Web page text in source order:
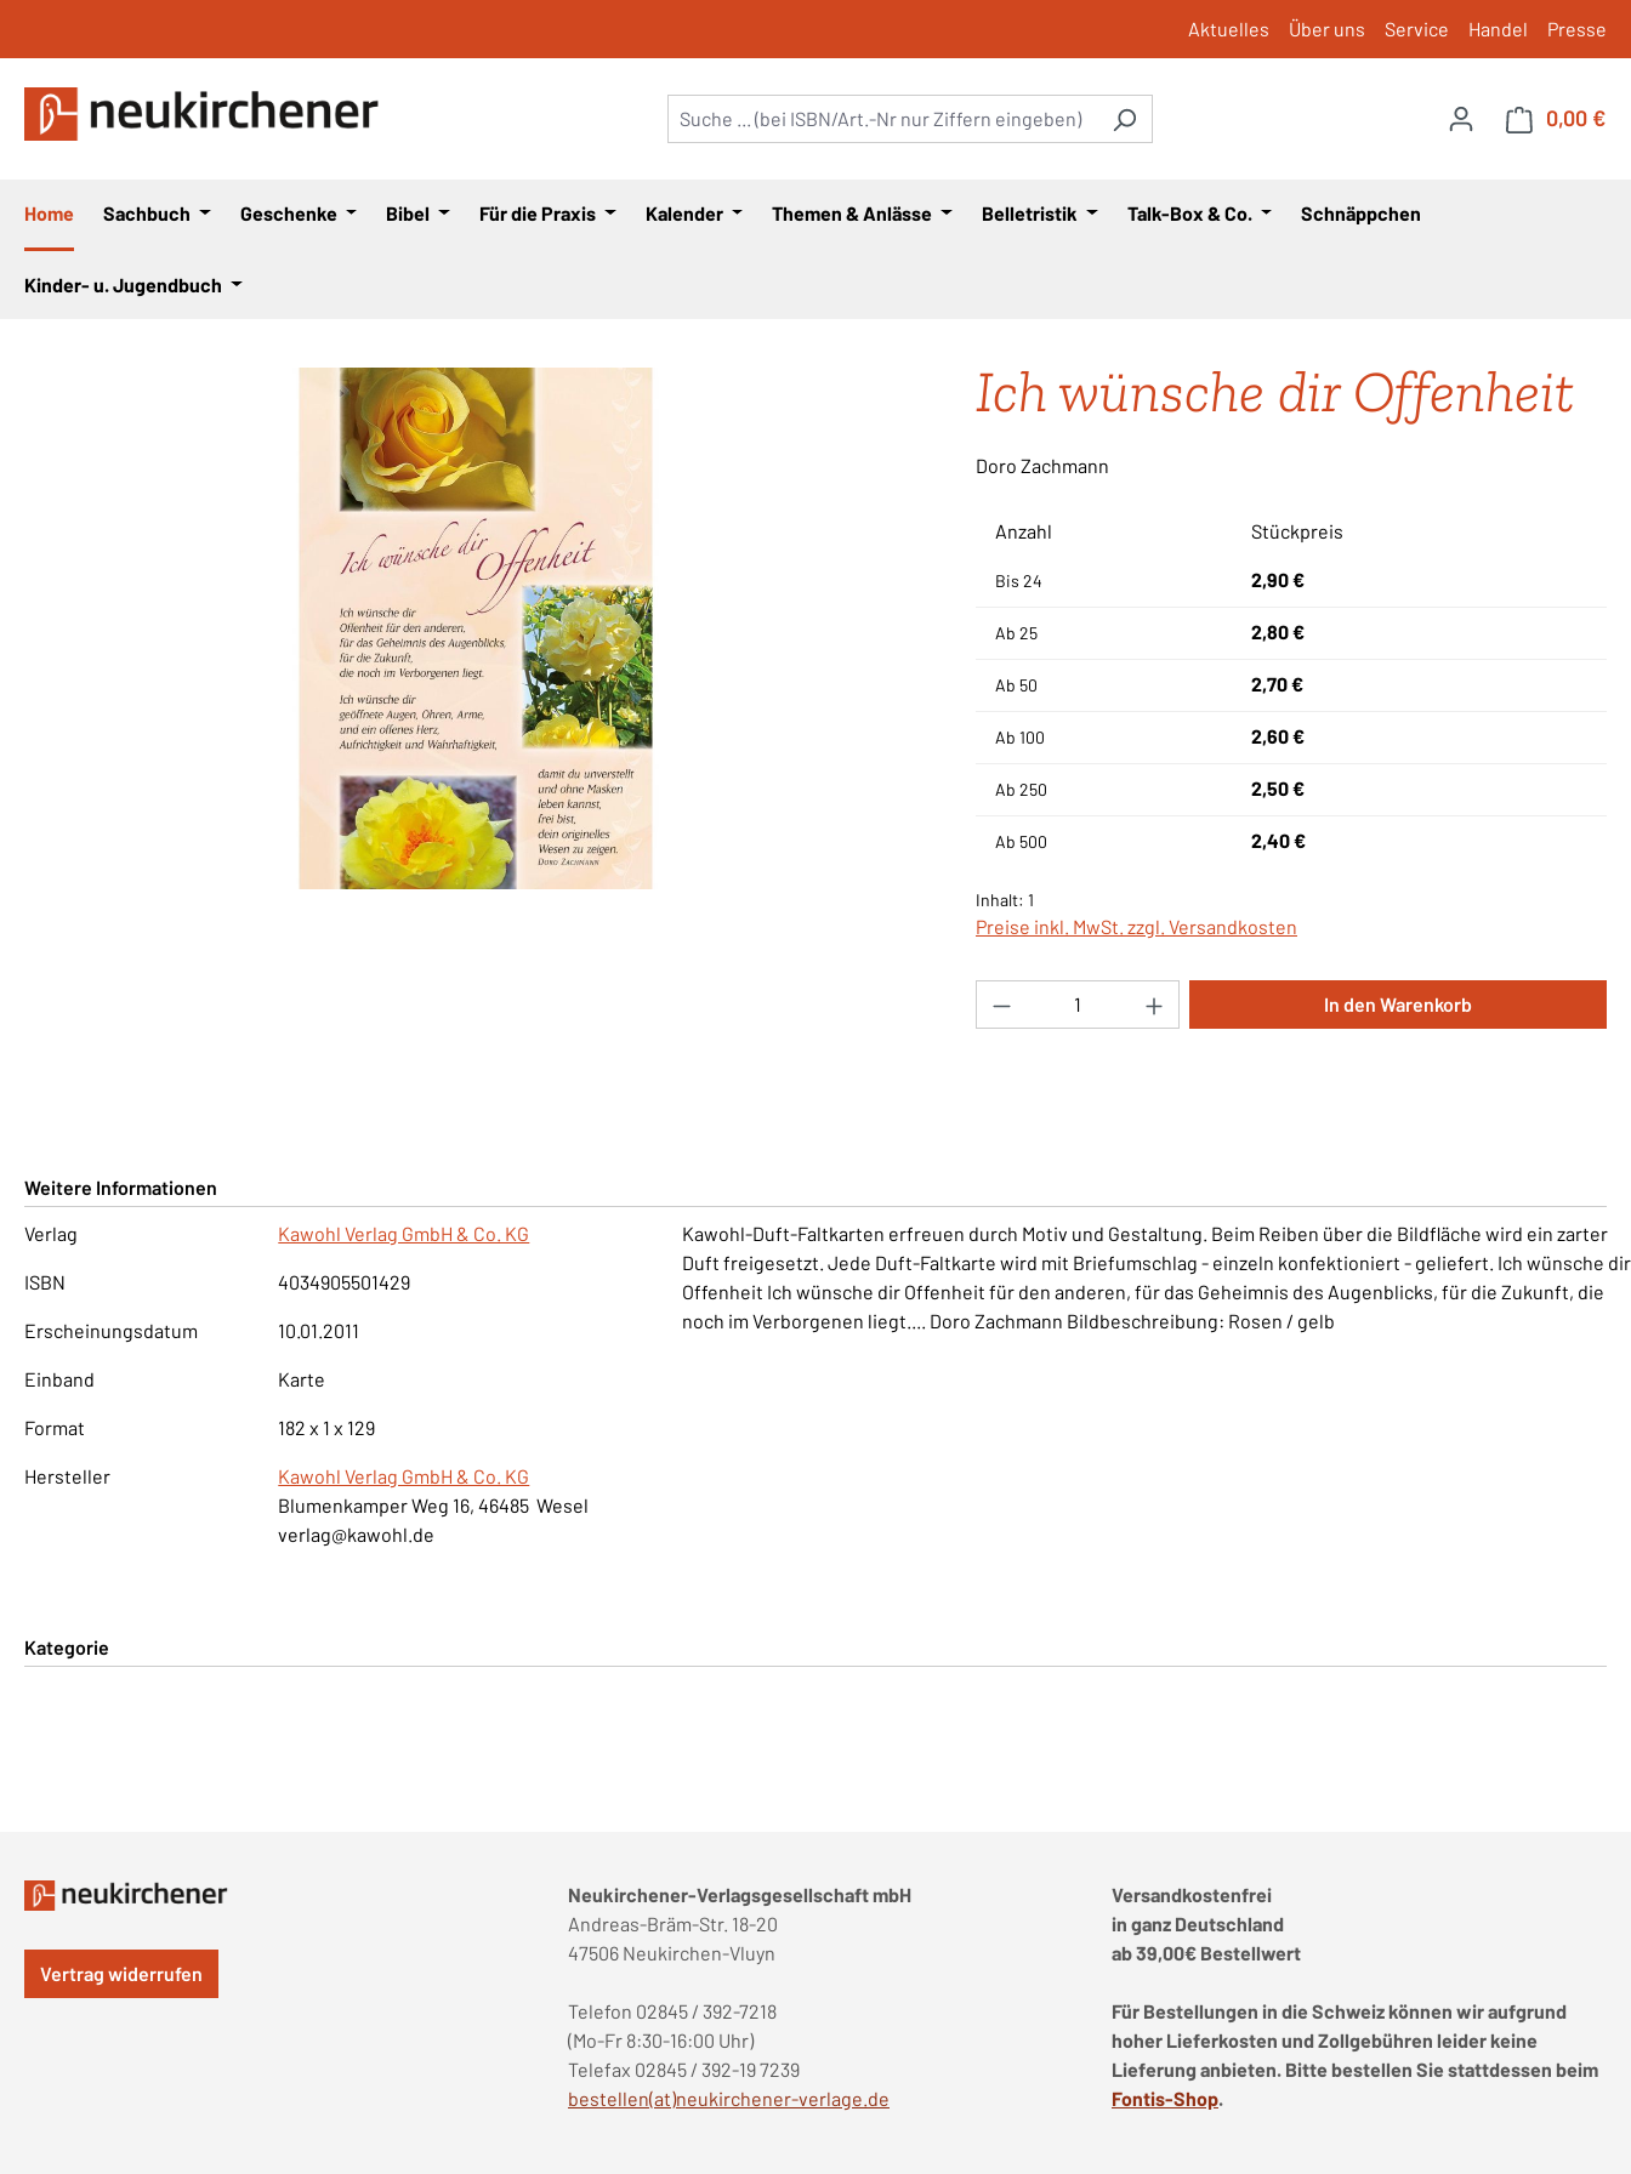
Aktuelles Über uns Service Handel Presse
0,00 €
Home Sachbuch Geschenke Bibel Für die Praxis Kalender Themen & Anlässe Belletristik Talk-Box & Co. Schnäppchen
Kinder- u. Jugendbuch
Ich wünsche dir Offenheit
Doro Zachmann
Anzahl Stückpreis
Bis 24 2,90 €
Ab 25 2,80 €
Ab 50 2,70 €
Ab 100 2,60 €
Ab 250 2,50 €
Ab 500 2,40 €
Inhalt: 1
Preise inkl. MwSt. zzgl. Versandkosten
Produkt Anzahl: Gib den gewünschten Wert ein
In den Warenkorb
Weitere Informationen
Verlag
Kawohl Verlag GmbH & Co. KG
ISBN 4034905501429
Erscheinungsdatum 10.01.2011
Einband Karte
Format 182 x 1 x 129
Hersteller
Kawohl Verlag GmbH & Co. KG
Blumenkamper Weg 16, 46485 Wesel
verlag@kawohl.de
Kawohl-Duft-Faltkarten erfreuen durch Motiv und Gestaltung. Beim Reiben über die Bildfläche wird ein zarter
Duft freigesetzt. Jede Duft-Faltkarte wird mit Briefumschlag - einzeln konfektioniert - geliefert. Ich wünsche dir
Offenheit Ich wünsche dir Offenheit für den anderen, für das Geheimnis des Augenblicks, für die Zukunft, die
noch im Verborgenen liegt.... Doro Zachmann Bildbeschreibung: Rosen / gelb
Kategorie
Vertrag widerrufen
Neukirchener-Verlagsgesellschaft mbH
Andreas-Bräm-Str. 18-20
47506 Neukirchen-Vluyn
Telefon 02845 / 392-7218
(Mo-Fr 8:30-16:00 Uhr)
Telefax 02845 / 392-19 7239
bestellen(at)neukirchener-verlage.de
Versandkostenfrei
in ganz Deutschland
ab 39,00€ Bestellwert
Für Bestellungen in die Schweiz können wir aufgrund
hoher Lieferkosten und Zollgebühren leider keine
Lieferung anbieten. Bitte bestellen Sie stattdessen beim
Fontis-Shop.